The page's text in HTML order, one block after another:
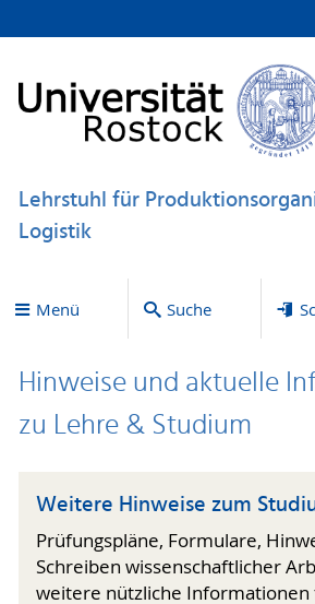
Lehrstuhl für
Logistik
Menü Suche
Hinweise und aktuelle
zu Lehre & Studium
Weitere Hinweise zum
Prüfungspläne, Formulare,
Schreiben wissenschaftlicher
weitere nützliche Informationen